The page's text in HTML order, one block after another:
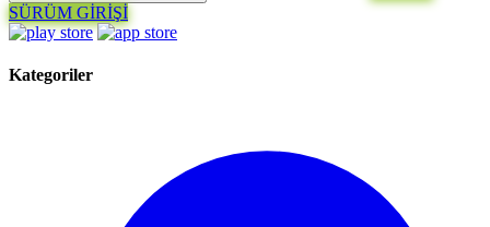
SÜRÜM GİRİŞİ
Kategoriler